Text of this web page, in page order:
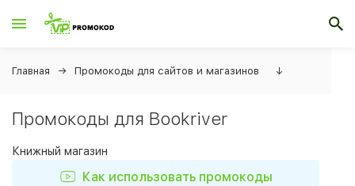
Главная Промокоды для сайтов и магазинов ↓
Промокоды для Bookriver
Книжный магазин
Как использовать промокоды